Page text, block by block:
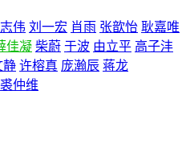
伟 刘一宏 肖雨 张歆怡 耿嘉唯
佳凝 柴蔚 于波 由立平 高子沣
静 许榕真 庞瀚辰 蒋龙
裘仲维